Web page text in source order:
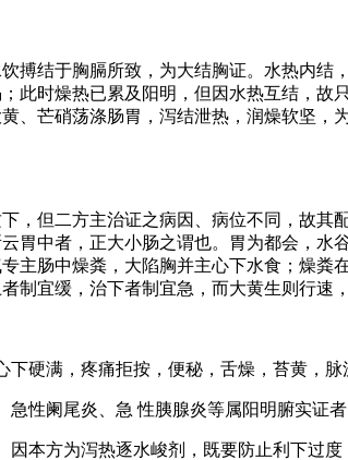
搏结于胸膈所致，为大结胸证。水热内
此时燥热已累及阳明，但因水热互结，
、芒硝荡涤肠胃，泻结泄热，润燥软坚
，但二方主治证之病因、病位不同，故
胃中者，正大小肠之谓也。胃为都会，
主肠中燥粪，大陷胸并主心下水食；燥
制宜缓，治下者制宜急，而大黄生则行速
硬满，疼痛拒按，便秘，舌燥，苔黄，脉
性阑尾炎、急 性胰腺炎等属阳明腑实证者
本方为泻热逐水峻剂，既要防止利下过